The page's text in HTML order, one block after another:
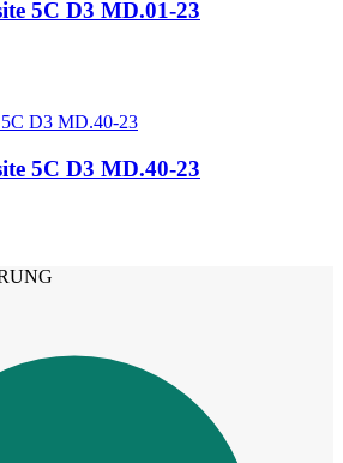
Gỗ Sungyu Đài Loan
5C D3 MD.01-23
5C D3 MD.40-23